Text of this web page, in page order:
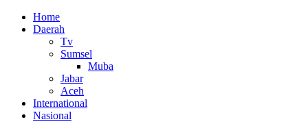
Home
Daerah
Tv
Sumsel
Muba
Jabar
Aceh
International
Nasional